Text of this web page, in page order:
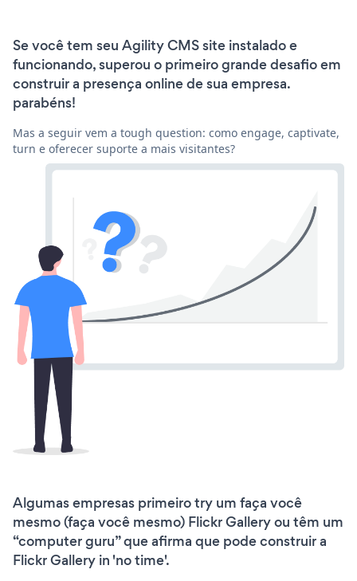
Se você tem seu Agility CMS site instalado e
funcionando, superou o primeiro grande desafio em
construir a presença online de sua empresa.
parabéns!
Mas a seguir vem a tough question: como engage, captivate,
turn e oferecer suporte a mais visitantes?
Algumas empresas primeiro try um faça você
mesmo (faça você mesmo) Flickr Gallery ou têm um
“computer guru” que afirma que pode construir a
Flickr Gallery in 'no time'.